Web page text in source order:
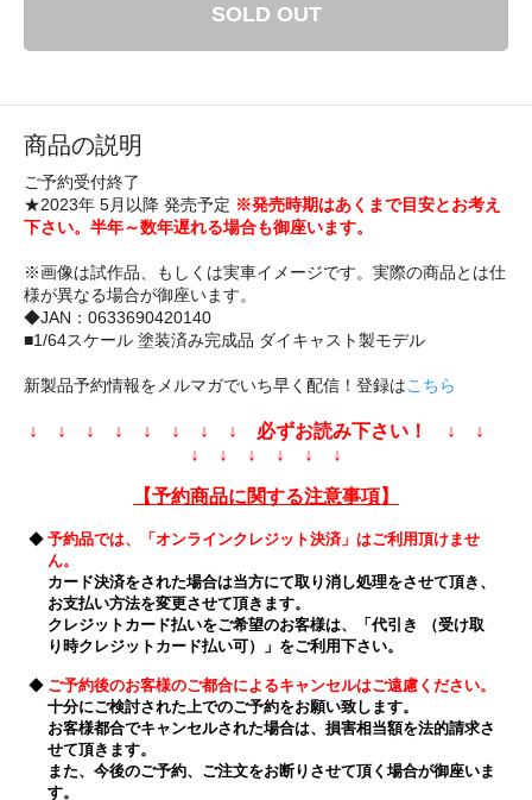
SOLD OUT
商品の説明
ご予約受付終了
★2023年 5月以降 発売予定 ※発売時期はあくまで目安とお考え
下さい。半年～数年遅れる場合も御座います。
※画像は試作品、もしくは実車イメージです。実際の商品とは仕
様が異なる場合が御座います。
◆JAN：0633690420140
■1/64スケール 塗装済み完成品 ダイキャスト製モデル
新製品予約情報をメルマガでいち早く配信！登録はこちら
↓ ↓ ↓ ↓ ↓ ↓ ↓ ↓ 必ずお読み下さい！ ↓ ↓
↓ ↓ ↓ ↓ ↓ ↓
【予約商品に関する注意事項】
◆ 予約品では、「オンラインクレジット決済」はご利用頂けませ
ん。
カード決済をされた場合は当方にて取り消し処理をさせて頂き、
お支払い方法を変更させて頂きます。
クレジットカード払いをご希望のお客様は、「代引き （受け取
り時クレジットカード払い可）」をご利用下さい。
◆ ご予約後のお客様のご都合によるキャンセルはご遠慮ください。
十分にご検討された上でのご予約をお願い致します。
お客様都合でキャンセルされた場合は、損害相当額を法的請求さ
せて頂きます。
また、今後のご予約、ご注文をお断りさせて頂く場合が御座いま
す。